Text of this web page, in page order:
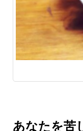
あなたを苦